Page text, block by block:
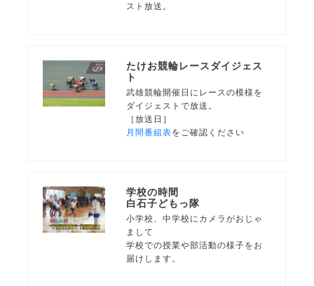
スト放送。
たけお競輪レースダイジェス
ト
武雄競輪開催日にレースの模様を
ダイジェストで放送。
［放送日］
月間番組表をご確認ください
学校の時間
白石子どもっ隊
小学校、中学校にカメラがおじゃ
まして
学校での授業や部活動の様子をお
届けします。